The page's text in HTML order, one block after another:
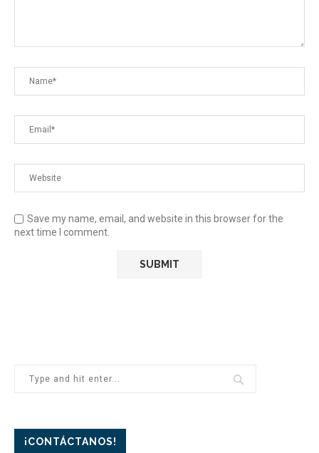
Save my name, email, and website in this browser for the
next time I comment.
¡CONTÁCTANOS!